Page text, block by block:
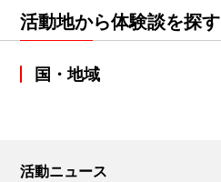
活動地から体験談を探す
国・地域
活動ニュース